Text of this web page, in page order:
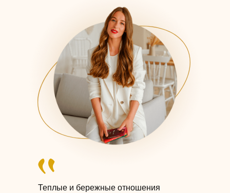
которые проводим вместе.
Теплые и бережные отношения